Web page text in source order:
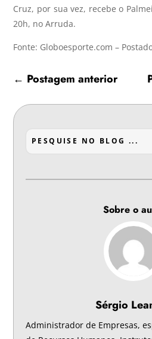
Cruz, por sua vez, recebe o
20h, no Arruda.
Fonte: Globoesporte.com –
← Postagem anterior
Sobre o
Sérgio
Administrador de Empresas,